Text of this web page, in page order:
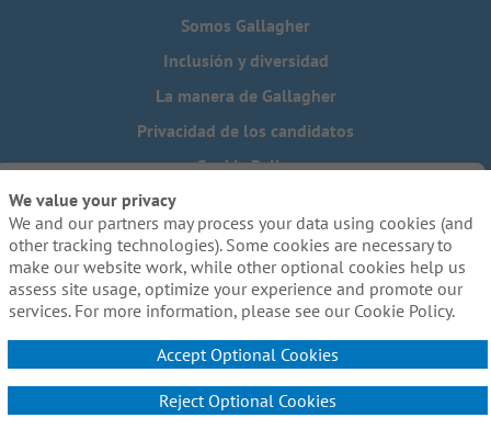
Somos Gallagher
Inclusión y diversidad
La manera de Gallagher
Privacidad de los candidatos
Cookie Policy
Do Not Sell or Share My Personal Information - US Residents
¿Necesita una adaptación especial para completar alguna
parte de nuestro proceso de solicitud, incluido el uso de
este sitio web? Escríbanos a:Careers@ajg.com
We value your privacy
We and our partners may process your data using cookies (and
other tracking technologies). Some cookies are necessary to
make our website work, while other optional cookies help us
assess site usage, optimize your experience and promote our
services. For more information, please see our Cookie Policy.
Accept Optional Cookies
Reject Optional Cookies